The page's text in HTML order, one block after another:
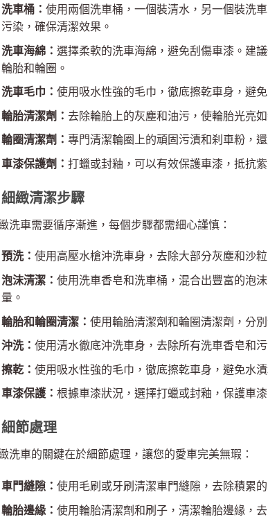
洗車桶： 使用兩個洗車桶，一個裝清水，另一個裝洗
污染，確保清潔效果。
洗車海綿： 選擇柔軟的洗車海綿，避免刮傷車漆。建
輪胎和輪圈。
洗車毛巾： 使用吸水性強的毛巾，徹底擦乾車身，避
輪胎清潔劑： 去除輪胎上的灰塵和油污，使輪胎光亮如
輪圈清潔劑： 專門清潔輪圈上的頑固污漬和刹車粉，
車漆保護劑： 打蠟或封釉，可以有效保護車漆，抵抗
緻清潔步驟
洗車需要循序漸進，每個步驟都需細心謹慎：
預洗： 使用高壓水槍沖洗車身，去除大部分灰塵和沙
泡沫清潔： 使用洗車香皂和洗車桶，混合出豐富的泡
量。
輪胎和輪圈清潔： 使用輪胎清潔劑和輪圈清潔劑，分
沖洗： 使用清水徹底沖洗車身，去除所有洗車香皂和污
擦乾： 使用吸水性強的毛巾，徹底擦乾車身，避免水漬
車漆保護： 根據車漆狀況，選擇打蠟或封釉，保護車
節處理
洗車的關鍵在於細節處理，讓您的愛車完美無瑕：
車門縫隙： 使用毛刷或牙刷清潔車門縫隙，去除積累
輪胎邊緣： 使用輪胎清潔劑和刷子，清潔輪胎邊緣，